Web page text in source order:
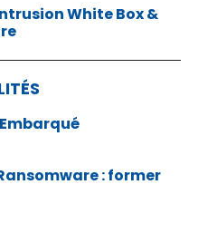
White Box &
: former